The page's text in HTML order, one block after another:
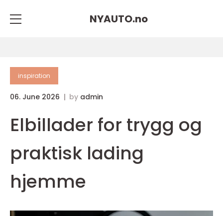
NYAUTO.no
inspiration
06. June 2026 by admin
Elbillader for trygg og
praktisk lading
hjemme